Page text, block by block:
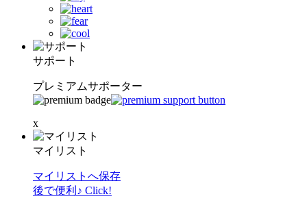
サポート
プレミアムサポーター
x
マイリスト
マイリストへ保存
後で便利♪ Click!